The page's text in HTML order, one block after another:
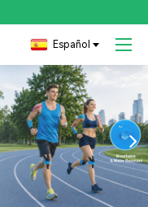
Español